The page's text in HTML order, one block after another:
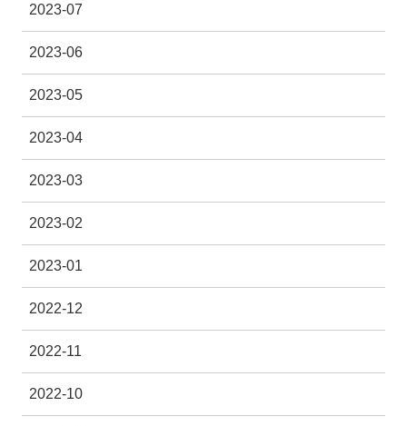
2023-07
2023-06
2023-05
2023-04
2023-03
2023-02
2023-01
2022-12
2022-11
2022-10